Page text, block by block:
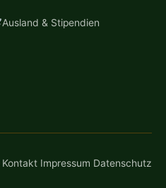
Ausland & Stipendien
Kontakt Impressum Datenschutz